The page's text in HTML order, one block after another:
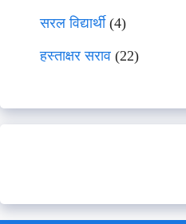
सरल विद्यार्थी(4)
हस्ताक्षर सराव (22)